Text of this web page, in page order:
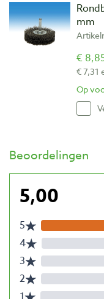
mm
€
€ 7,31
Op
Beoordelingen